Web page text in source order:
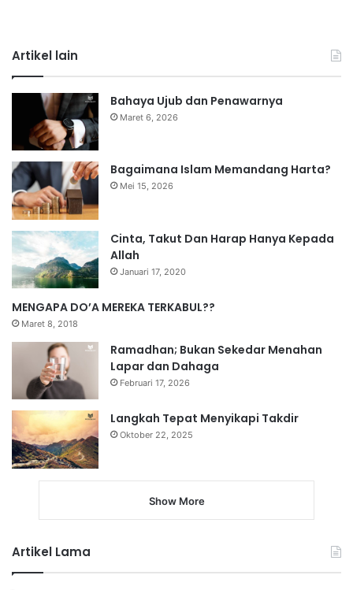
Artikel lain
Bahaya Ujub dan Penawarnya
Maret 6, 2026
Bagaimana Islam Memandang Harta?
Mei 15, 2026
Cinta, Takut Dan Harap Hanya Kepada
Allah
Januari 17, 2020
MENGAPA DO’A MEREKA TERKABUL??
Maret 8, 2018
Ramadhan; Bukan Sekedar Menahan
Lapar dan Dahaga
Februari 17, 2026
Langkah Tepat Menyikapi Takdir
Oktober 22, 2025
Show More
Artikel Lama